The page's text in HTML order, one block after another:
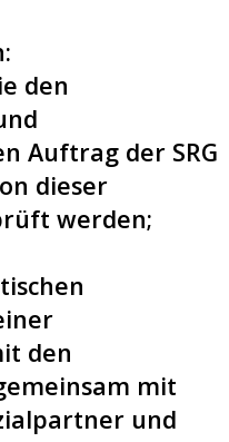
den
Auftrag der SRG
dieser
werden;
den
mit
und